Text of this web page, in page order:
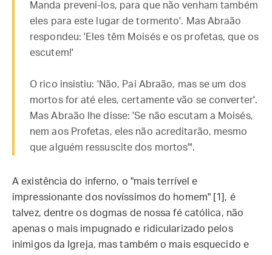
Manda preveni-los, para que não venham também
eles para este lugar de tormento'. Mas Abraão
respondeu: 'Eles têm Moisés e os profetas, que os
escutem!'
O rico insistiu: 'Não, Pai Abraão, mas se um dos
mortos for até eles, certamente vão se converter'.
Mas Abraão lhe disse: 'Se não escutam a Moisés,
nem aos Profetas, eles não acreditarão, mesmo
que alguém ressuscite dos mortos"'.
A existência do inferno, o "mais terrível e
impressionante dos novíssimos do homem" [1], é
talvez, dentre os dogmas de nossa fé católica, não
apenas o mais impugnado e ridicularizado pelos
inimigos da Igreja, mas também o mais esquecido e